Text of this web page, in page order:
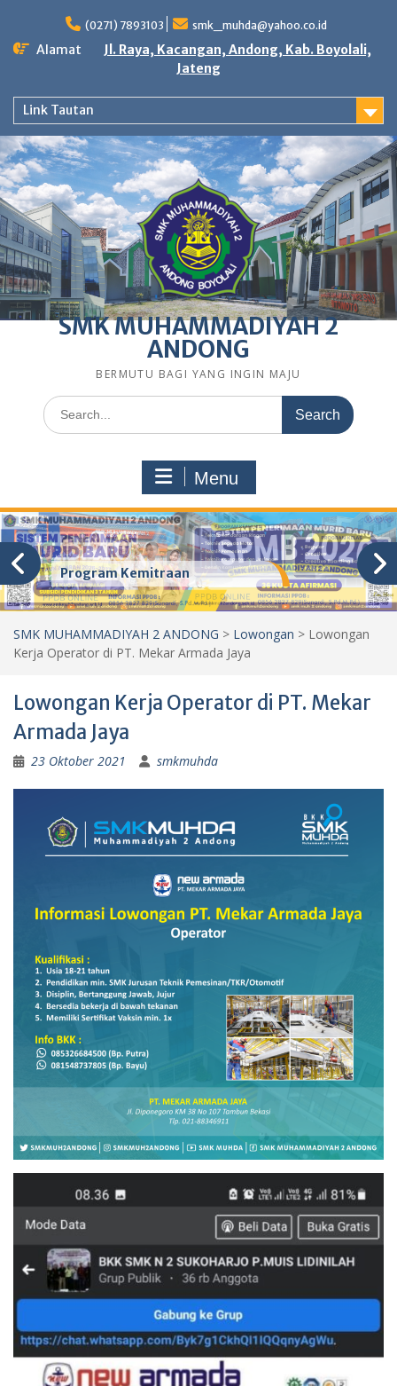
content
(0271) 7893103 smk_muhda@yahoo.co.id
Alamat
Jl. Raya, Kacangan, Andong, Kab. Boyolali,
Jateng
Link Tautan
SMK MUHAMMADIYAH 2
ANDONG
BERMUTU BAGI YANG INGIN MAJU
Search
for:
Menu
Program Kemitraan
SMK MUHAMMADIYAH 2 ANDONG > Lowongan > Lowongan
Kerja Operator di PT. Mekar Armada Jaya
Lowongan Kerja Operator di PT. Mekar
Armada Jaya
23 Oktober 2021 smkmuhda